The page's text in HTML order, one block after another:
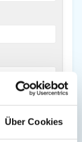
Über Cookies